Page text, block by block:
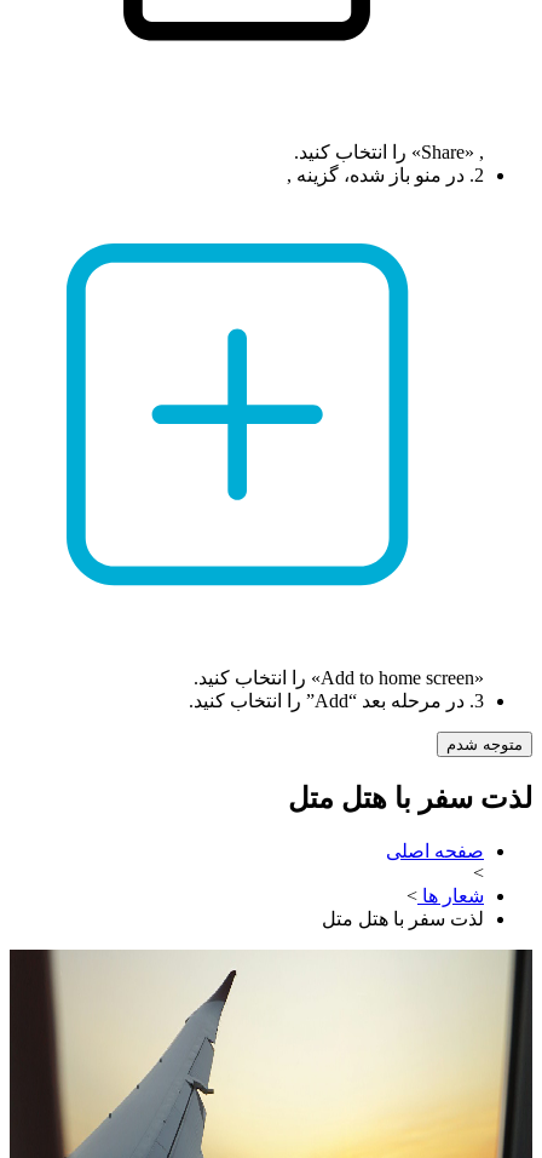
, «Share» را انتخاب کنید.
2. در منو باز شده، گزینه ,
«Add to home screen» را انتخاب کنید.
3. در مرحله بعد “Add” را انتخاب کنید.
متوجه شدم
لذت سفر با هتل متل
صفحه اصلی
>
شعار ها >
لذت سفر با هتل متل